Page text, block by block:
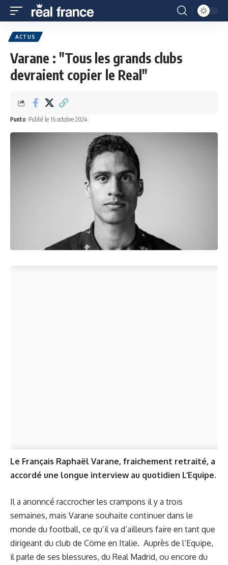
ACTUS
Varane : "Tous les grands clubs
devraient copier le Real"
Punto Publié le 16 octobre 2024
Le Français Raphaël Varane, fraichement retraité, a
accordé une longue interview au quotidien L’Equipe.
Il a anonncé raccrocher les crampons il y a trois
semaines, mais Varane souhaite continuer dans le
monde du football, ce qu’il va d’ailleurs faire en tant que
dirigeant du club de Cöme en Italie. Auprès de l’Equipe,
il parle de ses blessures, du Real Madrid, ou encore du